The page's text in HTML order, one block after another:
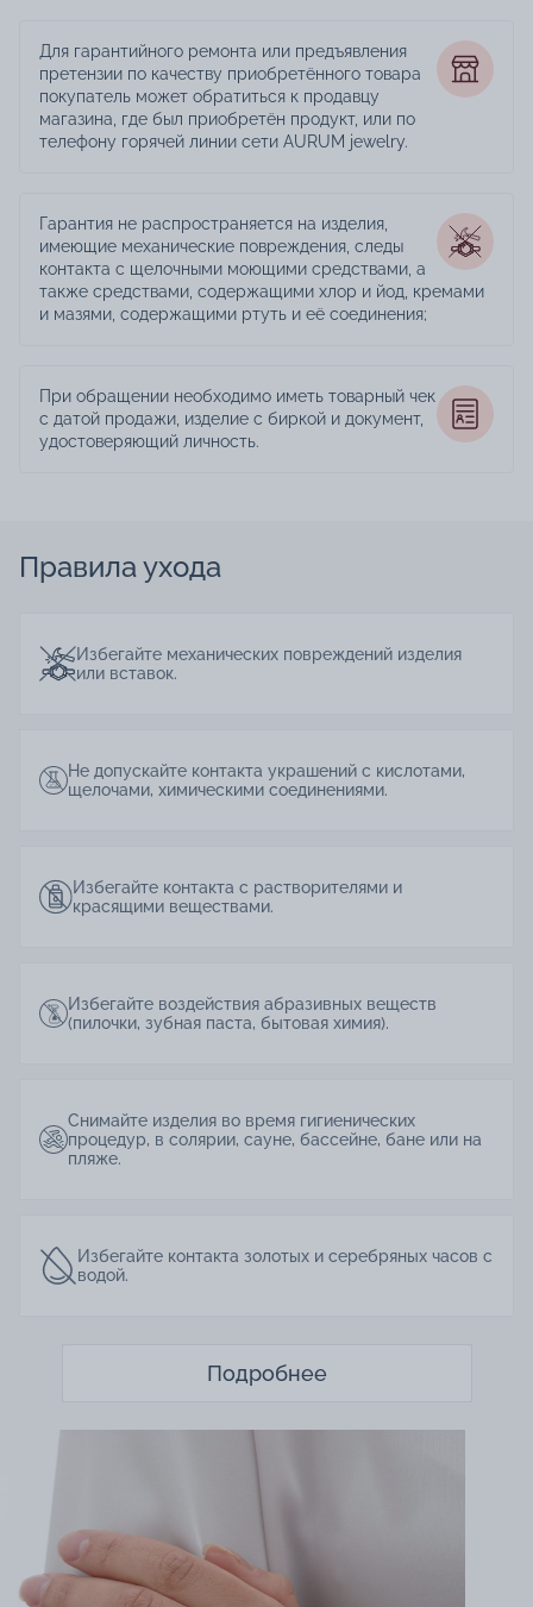
Для гарантийного ремонта или предъявления
претензии по качеству приобретённого товара
покупатель может обратиться к продавцу
магазина, где был приобретён продукт, или по
телефону горячей линии сети AURUM jewelry.
Гарантия не распространяется на изделия,
имеющие механические повреждения, следы
контакта с щелочными моющими средствами, а
также средствами, содержащими хлор и йод, кремами
и мазями, содержащими ртуть и её соединения;
При обращении необходимо иметь товарный чек
с датой продажи, изделие с биркой и документ,
удостоверяющий личность.
Правила ухода
Избегайте механических повреждений изделия
или вставок.
Не допускайте контакта украшений с кислотами,
щелочами, химическими соединениями.
Избегайте контакта с растворителями и
красящими веществами.
Избегайте воздействия абразивных веществ
(пилочки, зубная паста, бытовая химия).
Снимайте изделия во время гигиенических
процедур, в солярии, сауне, бассейне, бане или на
пляже.
Избегайте контакта золотых и серебряных часов с
водой.
Подробнее